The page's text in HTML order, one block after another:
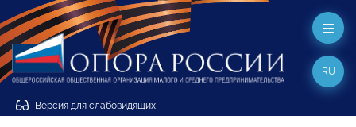
Версия для слабовидящих
RU